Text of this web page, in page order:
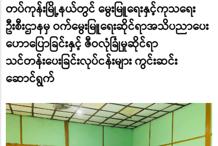
တပ်ကုန်းမြို့နယ်တွင် မွေးမြူရေးနှင့်ကုသရေး
ဦးစီးဌာနမှ ဝက်မွေးမြူရေးဆိုင်ရာအသိပညာပေး
ဟောပြောခြင်းနှင့် ဇီဝလုံခြုံမှုဆိုင်ရာ
သင်တန်းပေးခြင်းလုပ်ငန်းများ ကွင်းဆင်း
ဆောင်ရွက်